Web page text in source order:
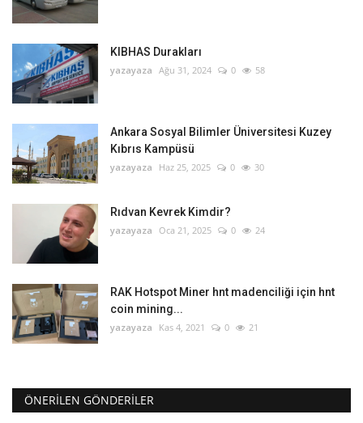
KIBHAS Durakları
yazayaza Ağu 31, 2024 0 58
Ankara Sosyal Bilimler Üniversitesi Kuzey
Kıbrıs Kampüsü
yazayaza Haz 25, 2025 0 30
Rıdvan Kevrek Kimdir?
yazayaza Oca 21, 2025 0 24
RAK Hotspot Miner hnt madenciliği için hnt
coin mining...
yazayaza Kas 4, 2021 0 21
ÖNERILEN GÖNDERILER